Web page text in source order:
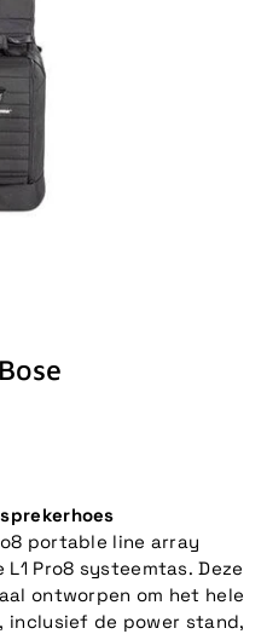
portable line array
Pro8 systeemtas. Deze
ontworpen om het hele
inclusief de power stand,